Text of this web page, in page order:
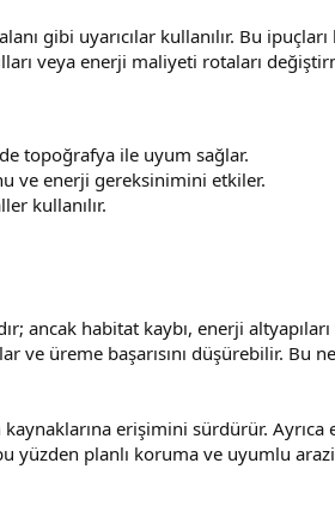
gibi uyarıcılar kullanılır. Bu
veya enerji maliyeti rotaları
topoğrafya ile uyum sağlar.
ve enerji gereksinimini etkiler.
kullanılır.
ancak habitat kaybı, enerji
ve üreme başarısını düşürebilir.
erişimini sürdürür.
yüzden planlı koruma ve uyumlu